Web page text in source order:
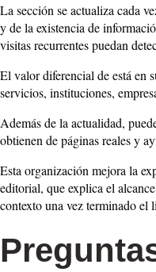
La sección se actualiza cada
y de la existencia de
visitas recurrentes puedan
El valor diferencial de está en
servicios, instituciones,
Además de la actualidad,
obtienen de páginas reales y
Esta organización mejora la
editorial, que explica el
contexto una vez terminado el